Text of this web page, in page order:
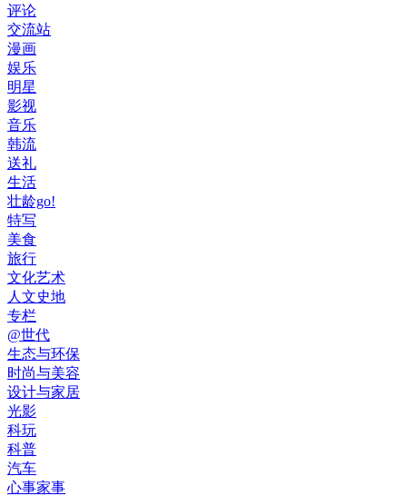
评论
交流站
漫画
娱乐
明星
影视
音乐
韩流
送礼
生活
壮龄go!
特写
美食
旅行
文化艺术
人文史地
专栏
@世代
生态与环保
时尚与美容
设计与家居
光影
科玩
科普
汽车
心事家事